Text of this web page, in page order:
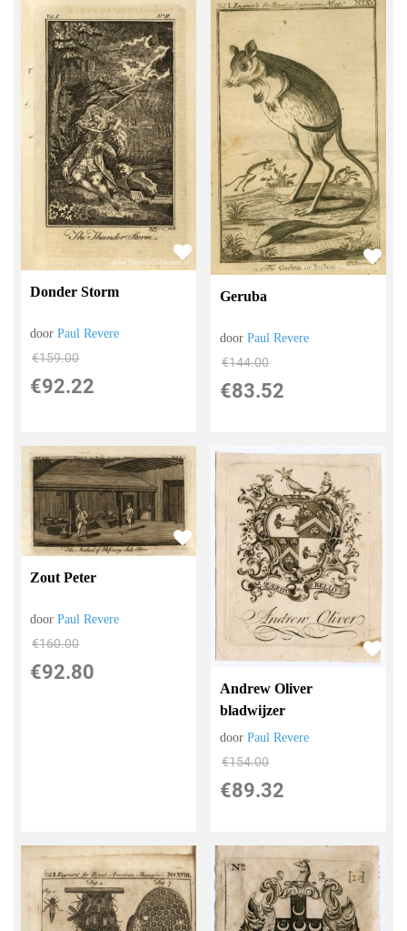
Donder Storm
doorPaul Revere
€159.00
€92.22
Geruba
doorPaul Revere
€144.00
€83.52
Zout Peter
doorPaul Revere
€160.00
€92.80
Andrew Oliver
bladwijzer
doorPaul Revere
€154.00
€89.32